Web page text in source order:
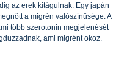
az erek kitágulnak. Egy japán
a migrén valószínűsége. A
több szerotonin megjelenését
ami migrént okoz.